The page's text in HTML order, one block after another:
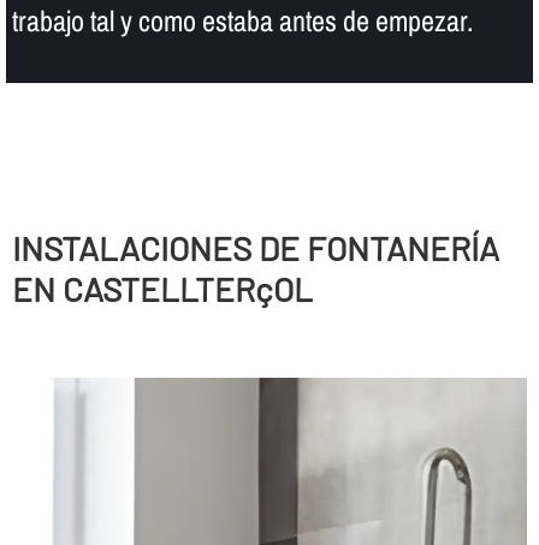
trabajo tal y como estaba antes de empezar.
INSTALACIONES DE FONTANERÍ­A
EN CASTELLTERçOL